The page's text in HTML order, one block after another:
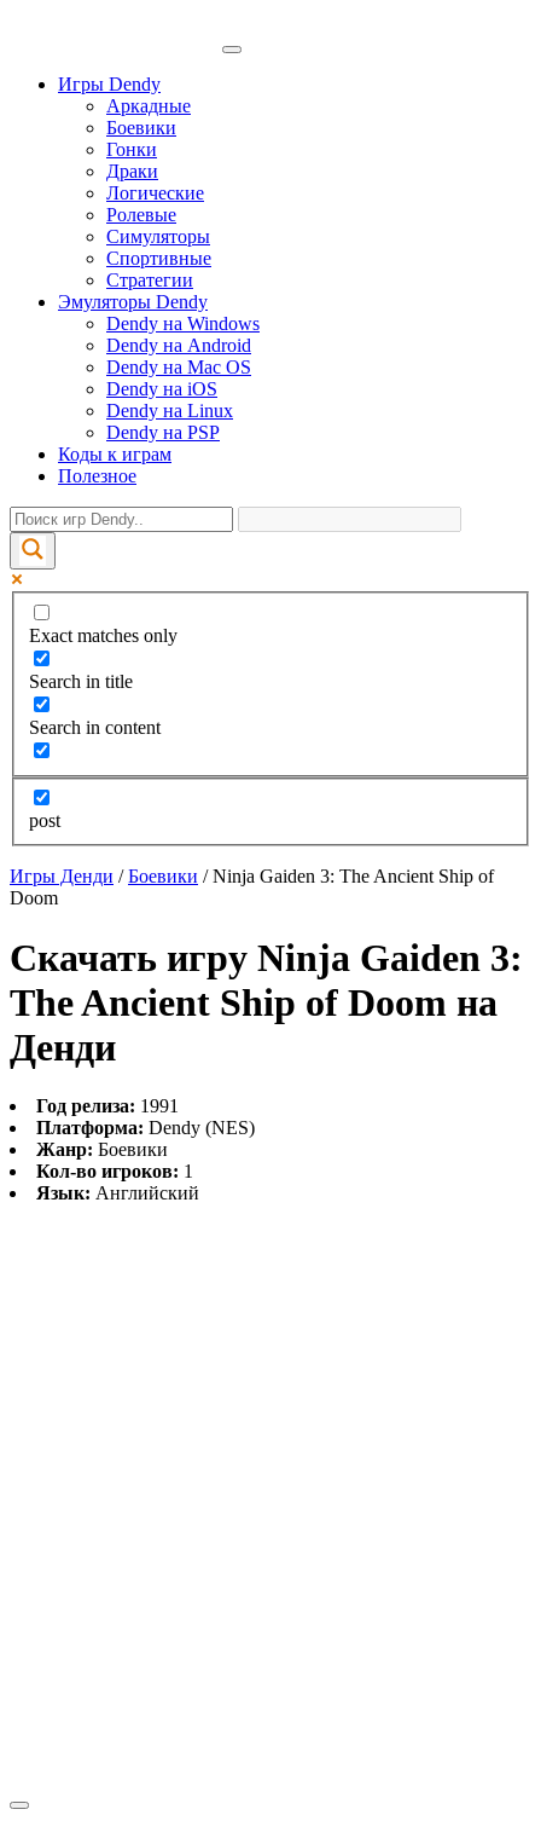
Игры Dendy
Аркадные
Боевики
Гонки
Драки
Логические
Ролевые
Симуляторы
Спортивные
Стратегии
Эмуляторы Dendy
Dendy на Windows
Dendy на Android
Dendy на Mac OS
Dendy на iOS
Dendy на Linux
Dendy на PSP
Коды к играм
Полезное
Exact matches only
Search in title
Search in content
post
Игры Денди /Боевики /Ninja Gaiden 3: The Ancient Ship of
Doom
Скачать игру Ninja Gaiden 3:
The Ancient Ship of Doom на
Денди
Год релиза: 1991
Платформа: Dendy (NES)
Жанр: Боевики
Кол-во игроков: 1
Язык: Английский